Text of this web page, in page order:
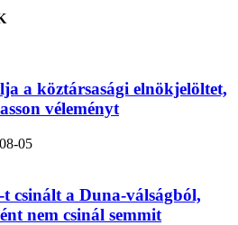
a köztársasági elnökjelöltet,
véleményt
05
csinált a Duna-válságból,
nem csinál semmit